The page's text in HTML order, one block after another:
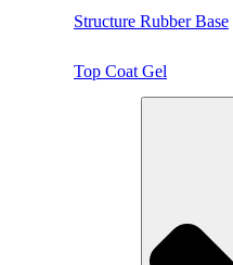
Structure Rubber Base
Top Coat Gel